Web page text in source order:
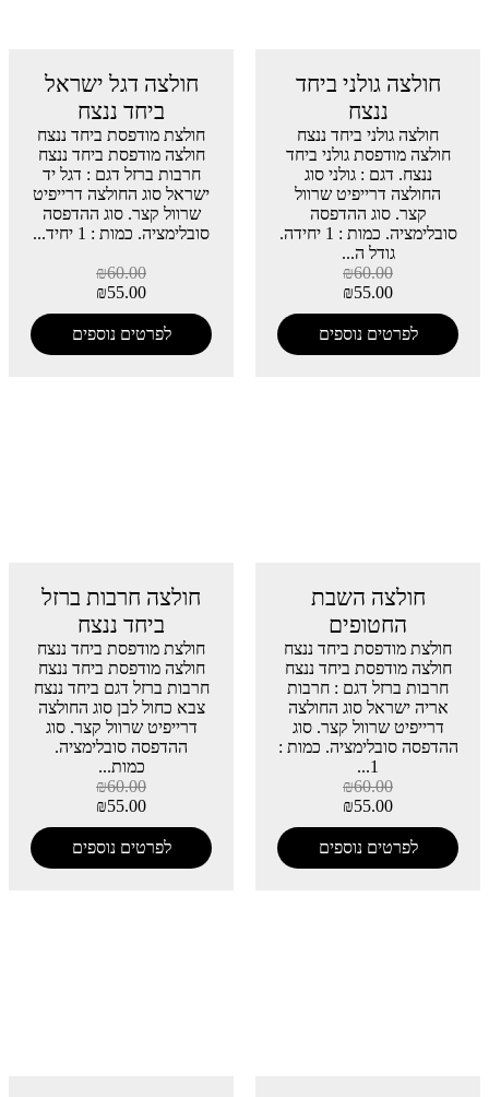
חולצה גולני ביחד
ננצח
חולצה גולני ביחד ננצח
חולצה מודפסת גולני ביחד
ננצח. דגם : גולני סוג
החולצה דרייפיט שרוול
קצר. סוג ההדפסה
סובלימציה. כמות : 1 יחידה.
גודל ה...
₪60.00
₪55.00
לפרטים נוספים
חולצה דגל ישראל
ביחד ננצח
חולצת מודפסת ביחד ננצח
חולצה מודפסת ביחד ננצח
חרבות ברזל דגם : דגל יד
ישראל סוג החולצה דרייפיט
שרוול קצר. סוג ההדפסה
סובלימציה. כמות : 1 יחיד...
₪60.00
₪55.00
לפרטים נוספים
חולצה השבת
החטופים
חולצת מודפסת ביחד ננצח
חולצה מודפסת ביחד ננצח
חרבות ברזל דגם : חרבות
אריה ישראל סוג החולצה
דרייפיט שרוול קצר. סוג
ההדפסה סובלימציה. כמות :
1...
₪60.00
₪55.00
לפרטים נוספים
חולצה חרבות ברזל
ביחד ננצח
חולצת מודפסת ביחד ננצח
חולצה מודפסת ביחד ננצח
חרבות ברזל דגם ביחד ננצח
צבא כחול לבן סוג החולצה
דרייפיט שרוול קצר. סוג
ההדפסה סובלימציה.
כמות...
₪60.00
₪55.00
לפרטים נוספים